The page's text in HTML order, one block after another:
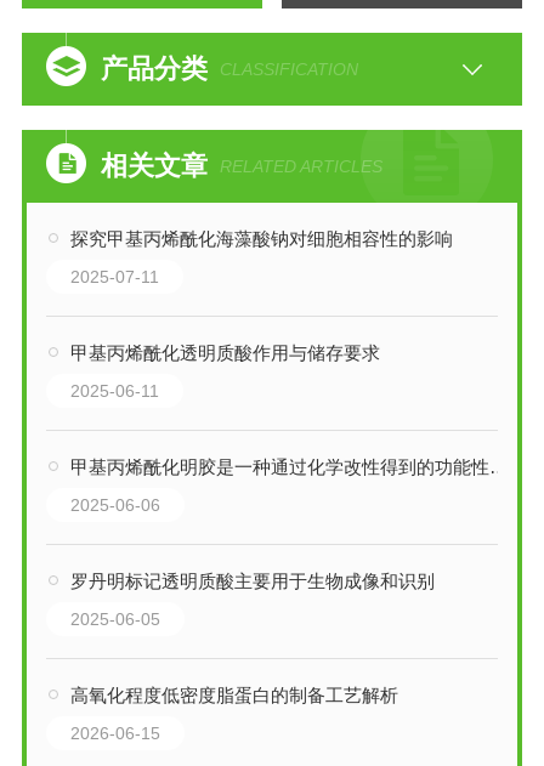
产品分类 CLASSIFICATION
相关文章 RELATED ARTICLES
探究甲基丙烯酰化海藻酸钠对细胞相容性的影响
2025-07-11
甲基丙烯酰化透明质酸作用与储存要求
2025-06-11
甲基丙烯酰化明胶是一种通过化学改性得到的功能性生物材料
2025-06-06
罗丹明标记透明质酸主要用于生物成像和识别
2025-06-05
高氧化程度低密度脂蛋白的制备工艺解析
2026-06-15